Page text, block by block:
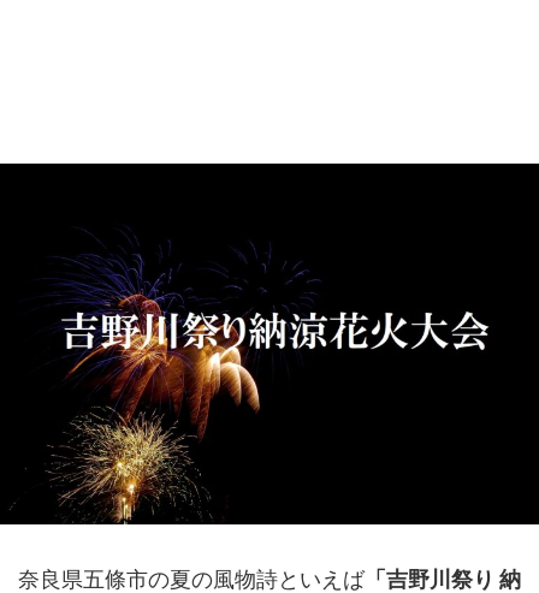
奈良県五條市の夏の風物詩といえば「吉野川祭り 納